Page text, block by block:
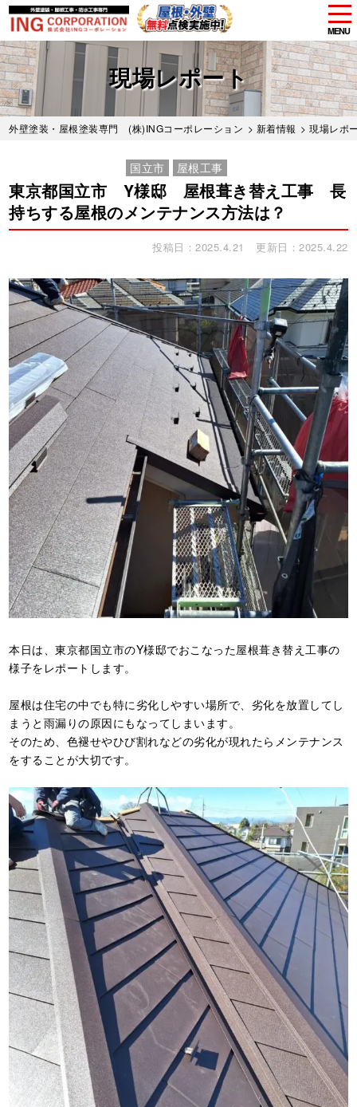
Skip
to
main
content
MENU
現場レポート
外壁塗装・屋根塗装専門 (株)INGコーポレーション > 新着情報 >現場レポ
国立市 屋根工事
東京都国立市 Y様邸 屋根葺き替え工事 長
持ちする屋根のメンテナンス方法は？
投稿日：2025.4.21 更新日：2025.4.22
本日は、東京都国立市のY様邸でおこなった屋根葺き替え工事の
様子をレポートします。
屋根は住宅の中でも特に劣化しやすい場所で、劣化を放置してし
まうと雨漏りの原因にもなってしまいます。
そのため、色褪せやひび割れなどの劣化が現れたらメンテナンス
をすることが大切です。